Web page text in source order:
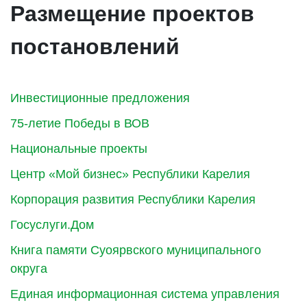
Инвестиционные предложения
75-летие Победы в ВОВ
Национальные проекты
Центр «Мой бизнес» Республики Карелия
Корпорация развития Республики Карелия
Госуслуги.Дом
Книга памяти Суоярвского муниципального
округа
Единая информационная система управления
Размещение проектов
постановлений